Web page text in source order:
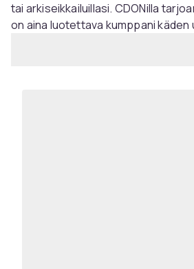
tai arkiseikkailuillasi. CDONilla
on aina luotettava kumppani käden